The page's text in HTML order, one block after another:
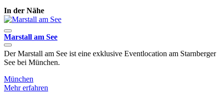
In der Nähe
Marstall am See
Der Marstall am See ist eine exklusive Eventlocation am Starnberger
See bei München.
München
Mehr erfahren